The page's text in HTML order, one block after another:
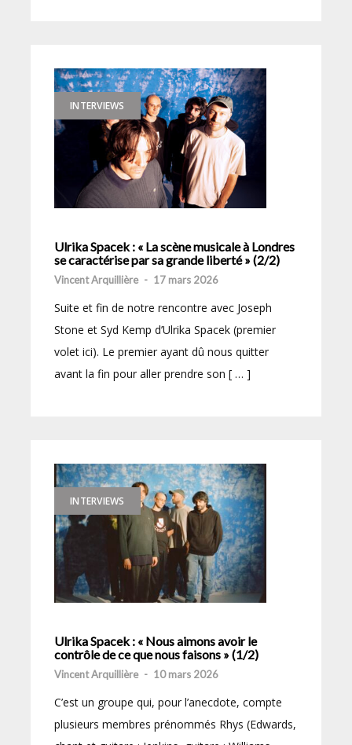
INTERVIEWS
Ulrika Spacek : « La scène musicale à Londres
se caractérise par sa grande liberté » (2/2)
Vincent Arquillière - 17 mars 2026
Suite et fin de notre rencontre avec Joseph
Stone et Syd Kemp d’Ulrika Spacek (premier
volet ici). Le premier ayant dû nous quitter
avant la fin pour aller prendre son [ … ]
INTERVIEWS
Ulrika Spacek : « Nous aimons avoir le
contrôle de ce que nous faisons » (1/2)
Vincent Arquillière - 10 mars 2026
C’est un groupe qui, pour l’anecdote, compte
plusieurs membres prénommés Rhys (Edwards,